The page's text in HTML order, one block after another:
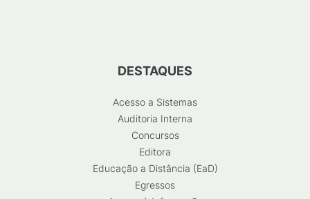
DESTAQUES
Acesso a Sistemas
Auditoria Interna
Concursos
Editora
Educação a Distância (EaD)
Egressos